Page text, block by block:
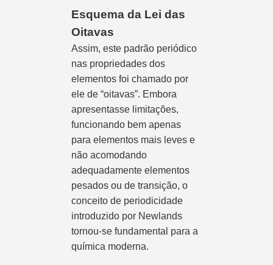
Esquema da Lei das
Oitavas
Assim, este padrão periódico
nas propriedades dos
elementos foi chamado por
ele de “oitavas”. Embora
apresentasse limitações,
funcionando bem apenas
para elementos mais leves e
não acomodando
adequadamente elementos
pesados ou de transição, o
conceito de periodicidade
introduzido por Newlands
tornou-se fundamental para a
química moderna.